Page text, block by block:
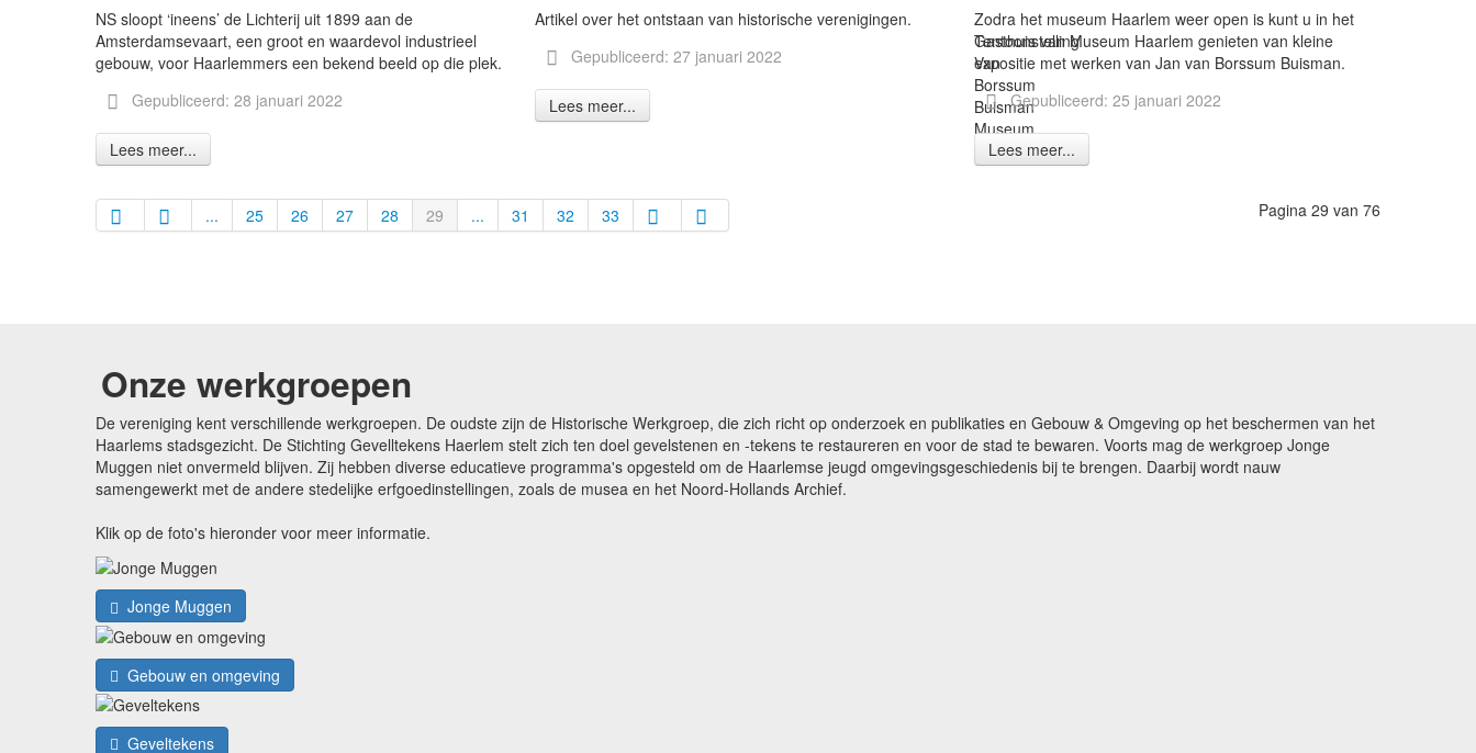
NS sloopt ‘ineens’ de Lichterij uit 1899 aan de
Amsterdamsevaart, een groot en waardevol industrieel
gebouw, voor Haarlemmers een bekend beeld op die plek.
Gepubliceerd: 28 januari 2022
Lees meer...
Artikel over het ontstaan van historische verenigingen.
Gepubliceerd: 27 januari 2022
Lees meer...
Tentoonstelling
Van
Borssum
Buisman
Museum
Haarlem
Zodra het museum Haarlem weer open is kunt u in het
Gasthuis van Museum Haarlem genieten van kleine
expositie met werken van Jan van Borssum Buisman.
Gepubliceerd: 25 januari 2022
Lees meer...
Pagina 29 van 76
... 25 26 27 28 29 ... 31 32 33
Onze werkgroepen
De vereniging kent verschillende werkgroepen. De oudste zijn de Historische Werkgroep, die zich richt op onderzoek en publikaties en Gebouw & Omgeving op het beschermen van het
Haarlems stadsgezicht. De Stichting Gevelltekens Haerlem stelt zich ten doel gevelstenen en -tekens te restaureren en voor de stad te bewaren. Voorts mag de werkgroep Jonge
Muggen niet onvermeld blijven. Zij hebben diverse educatieve programma's opgesteld om de Haarlemse jeugd omgevingsgeschiedenis bij te brengen. Daarbij wordt nauw
samengewerkt met de andere stedelijke erfgoedinstellingen, zoals de musea en het Noord-Hollands Archief.
Klik op de foto's hieronder voor meer informatie.
Jonge Muggen
Gebouw en omgeving
Geveltekens